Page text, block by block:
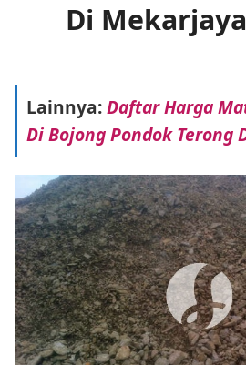
Di
Lainnya:Daftar Harga
Di Bojong Pondok Terong